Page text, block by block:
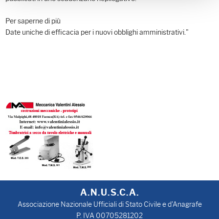
Per saperne di più
Date uniche di efficacia per i nuovi obblighi amministrativi."
A.N.U.S.C.A.
Associazione Nazionale Ufficiali di Stato Civile e d'Anagrafe
P. IVA 00705281202